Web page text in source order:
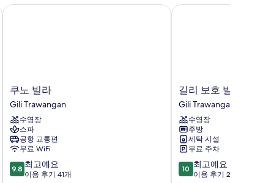
쿠
노
빌
라
Gili
Trawangan
쿠노 빌라
Gili Trawangan
수영장
스파
공항 교통편
무료 WiFi
10
점
9.8 최고예요
이용 후기 41개
쿠노 빌라
길
리
보
호
빌
라
스
Gili
Trawangan
길리 보호 빌라스
Gili Trawangan
수영장
주방
세탁 시설
무료 주차
10
점
10 최고예요
이용 후기 2개
길리 보호 빌라스